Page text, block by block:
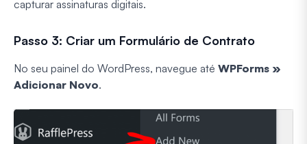
capturar assinaturas digitais.
Passo 3: Criar um Formulário de Contrato
No seu painel do WordPress, navegue até WPForms »
Adicionar Novo.